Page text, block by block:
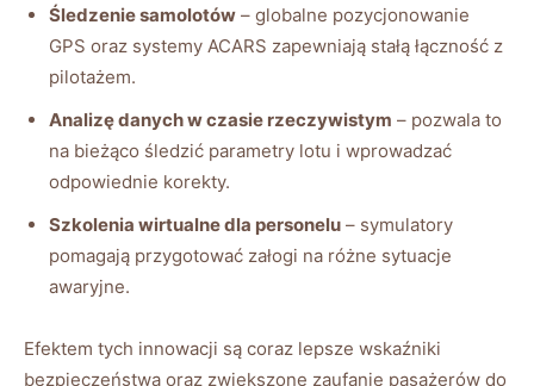
Śledzenie samolotów – globalne pozycjonowanie
GPS oraz systemy ACARS zapewniają stałą ⁣łączność z
pilotażem.
Analizę danych w czasie rzeczywistym – pozwala to
na ⁤bieżąco ⁣śledzić parametry lotu ‌i wprowadzać
odpowiednie‍ korekty.
Szkolenia wirtualne dla personelu – symulatory
pomagają przygotować załogi na różne sytuacje
awaryjne.
Efektem tych innowacji są coraz lepsze wskaźniki
bezpieczeństwa⁣ oraz zwiększone zaufanie pasażerów do